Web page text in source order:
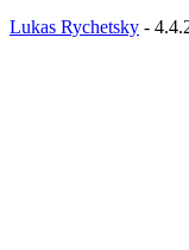
Lukas Rychetsky -